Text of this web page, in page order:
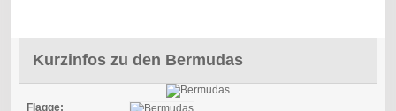
Kurzinfos zu den Bermudas
Flagge: